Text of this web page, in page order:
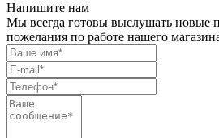
Напишите нам
Мы всегда готовы выслушать новые
пожелания по работе нашего